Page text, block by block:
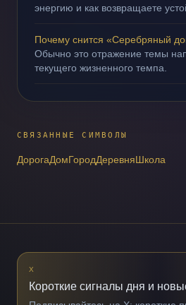
энергию и как возвращаете
Почему снится «Серебряный
Обычно это отражение темы
текущего жизненного темпа.
СВЯЗАННЫЕ СИМВОЛЫ
ДорогаДомГородДеревняШкола
X
Короткие сигналы дня и